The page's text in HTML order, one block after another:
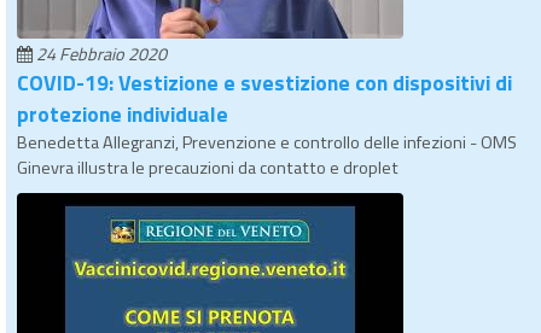
24 Febbraio 2020
COVID-19: Vestizione e svestizione con dispositivi di
protezione individuale
Benedetta Allegranzi, Prevenzione e controllo delle infezioni - OMS
Ginevra illustra le precauzioni da contatto e droplet